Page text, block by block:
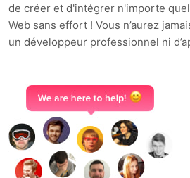
de créer et d'intégrer n'importe
Web sans effort ! Vous n’aurez
un développeur professionnel ni